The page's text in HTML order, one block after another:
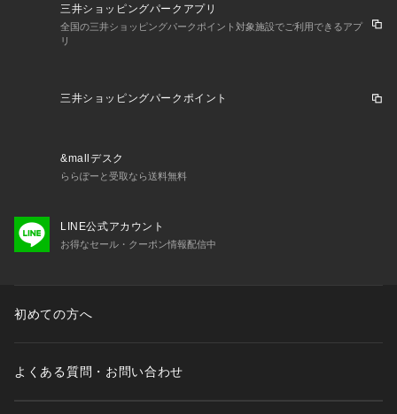
三井ショッピングパークアプリ
全国の三井ショッピングパークポイント対象施設でご利用できるアプ
リ
三井ショッピングパークポイント
&mallデスク
ららぽーと受取なら送料無料
LINE公式アカウント
お得なセール・クーポン情報配信中
初めての方へ
よくある質問・お問い合わせ